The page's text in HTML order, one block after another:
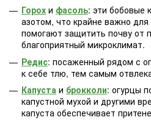
Горох и фасоль: эти бобовые
азотом, что крайне важно
помогают защитить почву от
благоприятный микроклимат.
Редис: посаженный рядом с
к себе тлю, тем самым
Капуста и брокколи: огурцы
капустной мухой и другими
капуста обеспечивает